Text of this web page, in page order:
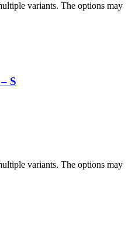
variants. The options may
S
variants. The options may